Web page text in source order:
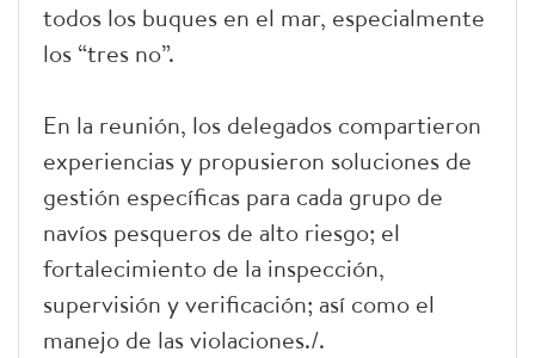
todos los buques en el mar, especialmente
los “tres no”.
En la reunión, los delegados compartieron
experiencias y propusieron soluciones de
gestión específicas para cada grupo de
navíos pesqueros de alto riesgo; el
fortalecimiento de la inspección,
supervisión y verificación; así como el
manejo de las violaciones./.